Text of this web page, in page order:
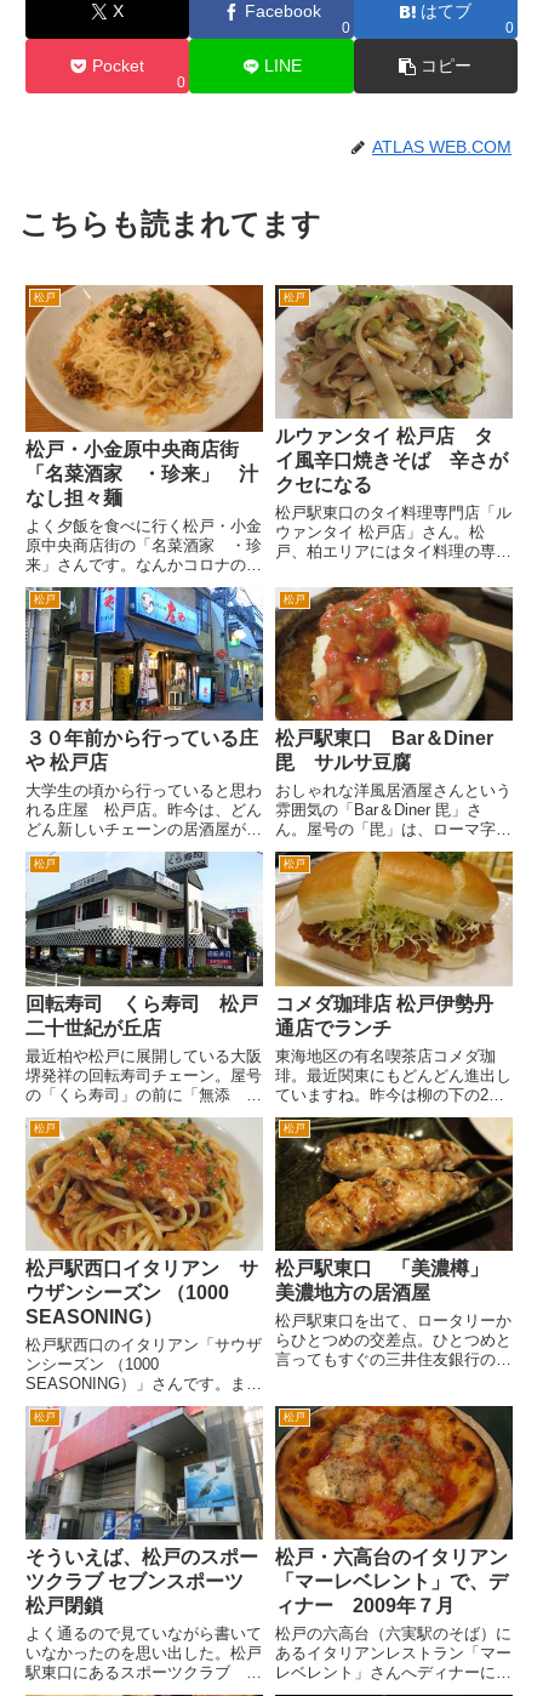
X Facebook
0
はてブ
0
Pocket
0
LINE コピー
ATLAS WEB.COM
こちらも読まれてます
松戸
松戸・小金原中央商店街
「名菜酒家 ・珍来」 汁
なし担々麺
よく夕飯を食べに行く松戸・小金
原中央商店街の「名菜酒家 ・珍
来」さんです。なんかコロナの非
常事態宣言の縛りが緩められて、
どこも人が増えてますね。 小金
原商店街は相変わらずのようです
が、「名菜酒家 ・珍来」さんは
結構混んでいて、席がないこと
も...
松戸
ルウァンタイ 松戸店 タ
イ風辛口焼きそば 辛さが
クセになる
松戸駅東口のタイ料理専門店「ル
ウァンタイ 松戸店」さん。松
戸、柏エリアにはタイ料理の専門
お気に入りです。 お料理もおい
しいんですが、スタッフさんがフ
レンドリーだからもあります。
そんなに広い店内じゃないの
で、...
松戸
３０年前から行っている庄
や 松戸店
大学生の頃から行っていると思わ
れる庄屋 松戸店。昨今は、どん
どん新しいチェーンの居酒屋があ
ります。学生時代は、居酒屋チェ
ーンというと庄屋、つぼ八、白木
屋などなど。庄屋は、いまでも常
磐線沿線では健在ですね。 松
戸店は、松戸駅東口をでて左手
に...
松戸
松戸駅東口 Bar＆Diner
毘 サルサ豆腐
おしゃれな洋風居酒屋さんという
雰囲気の「Bar＆Diner 毘」さ
ん。屋号の「毘」は、ローマ字表
記では「VI」とありますので、
「ビ」あるいは、「ヴィ」みたい
です。 場所は、松戸駅東口を
出て、三井住友銀行の交差点を右
へ。2分くらい歩くと左に...
松戸
回転寿司 くら寿司 松戸
二十世紀が丘店
最近柏や松戸に展開している大阪
堺発祥の回転寿司チェーン。屋号
の「くら寿司」の前に「無添 く
ら寿司」と入れるほど食材の安全
にこだわっているようです。 化
学調味料、人口甘味料、合成着色
料、合成保存料の四大添加物は使
用していないそうです。 また
こ...
松戸
コメダ珈琲店 松戸伊勢丹
通店でランチ
東海地区の有名喫茶店コメダ珈
琲。最近関東にもどんどん進出し
ていますね。昨今は柳の下の2匹
目のドジョウを狙ったのか似たよ
うな珈琲店が続々出店。しかし屋
号が姓、コーヒーは、「珈琲」と
漢字、そして最後は「店」のパタ
ーンのお店ばかり。 これっ
て、...
松戸
松戸駅西口イタリアン サ
ウザンシーズン （1000
SEASONING）
松戸駅西口のイタリアン「サウザ
ンシーズン （1000
SEASONING）」さんです。まっ
しろな店舗に赤、白、緑のイタリ
アの国旗がなびいているのが目印
です。 松戸駅西口ロータリー
から3分程度、旧水戸街道まで行
かない付近にあります。 ビ
ー...
松戸
松戸駅東口 「美濃樽」
美濃地方の居酒屋
松戸駅東口を出て、ロータリーか
らひとつめの交差点。ひとつめと
言ってもすぐの三井住友銀行のあ
あります。駅から徒歩1分、2分
です。 居酒屋「村さき」さん
みたいな炉端風の居酒屋というイ
メ...
松戸
そういえば、松戸のスポー
ツクラブ セブンスポーツ
松戸閉鎖
よく通るので見ていながら書いて
いなかったのを思い出した。松戸
駅東口にあるスポーツクラブ セ
ブンスポーツ松戸が閉鎖したん
松戸
松戸・六高台のイタリアン
「マーレベレント」で、デ
ィナー 2009年７月
松戸の六高台（六実駅のそば）に
あるイタリアンレストラン「マー
レベレント」さんへディナーに行
きました。 ランチでは、何度か